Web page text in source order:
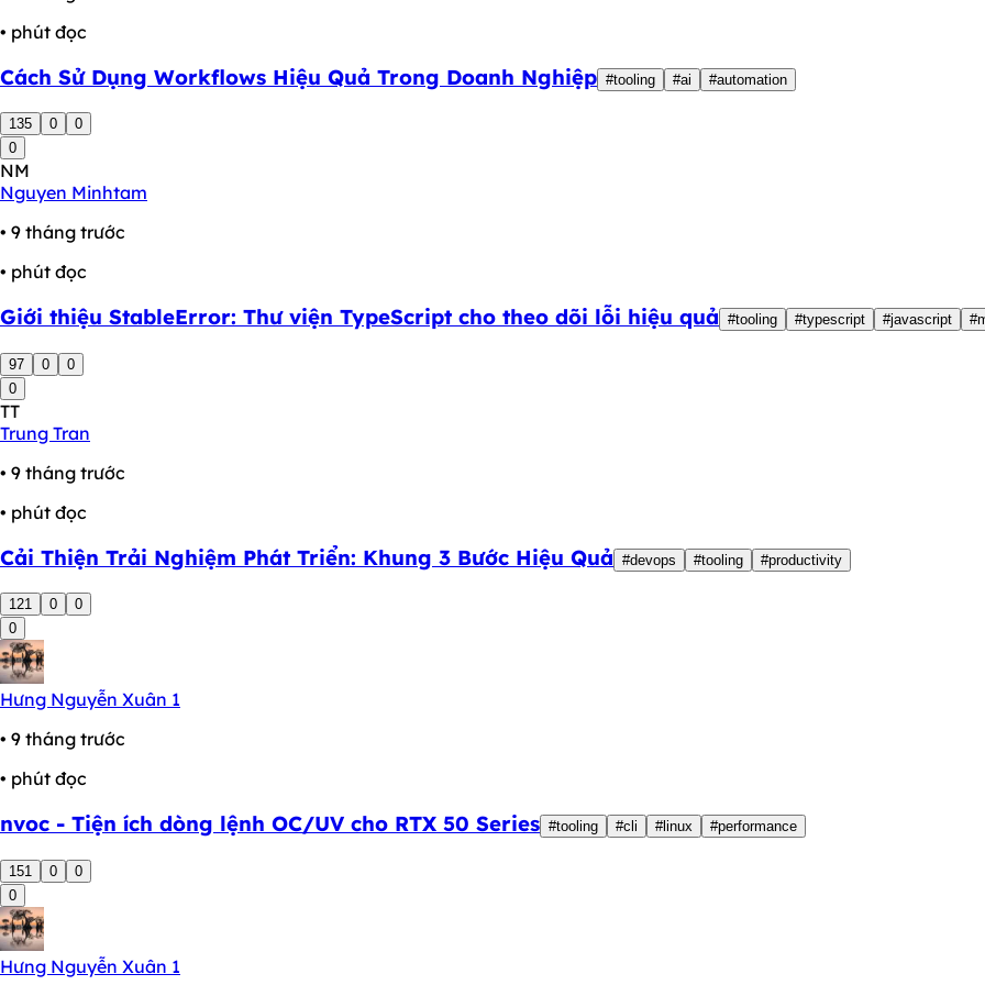
• phút đọc
Cách Sử Dụng Workflows Hiệu Quả Trong Doanh Nghiệp #tooling #ai #automation
135 0
0
0
NM
Nguyen Minhtam
• 9 tháng trước
• phút đọc
Giới thiệu StableError: Thư viện TypeScript cho theo dõi lỗi hiệu quả #tooling #typescript #javascript
97 0
0
0
TT
Trung Tran
• 9 tháng trước
• phút đọc
Cải Thiện Trải Nghiệm Phát Triển: Khung 3 Bước Hiệu Quả #devops #tooling #productivity
121 0
0
0
Hưng Nguyễn Xuân 1
• 9 tháng trước
• phút đọc
nvoc - Tiện ích dòng lệnh OC/UV cho RTX 50 Series #tooling #cli #linux #performance
151 0
0
0
Hưng Nguyễn Xuân 1